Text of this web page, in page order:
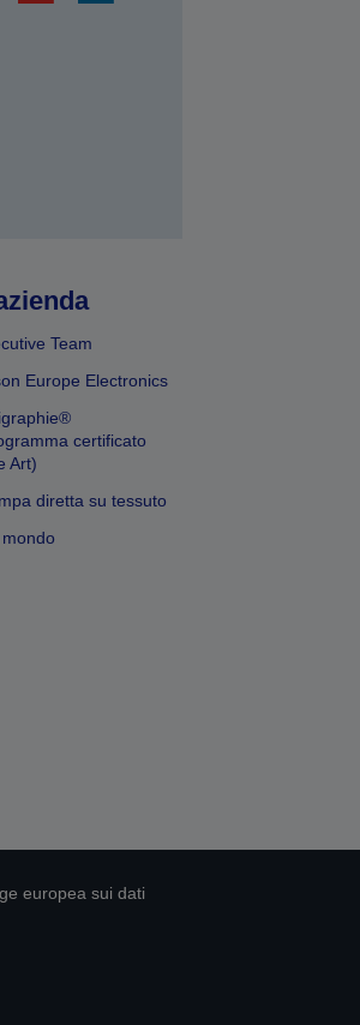
Team
Europe Electronics
certificato
Art)
diretta su tessuto
europea sui dati